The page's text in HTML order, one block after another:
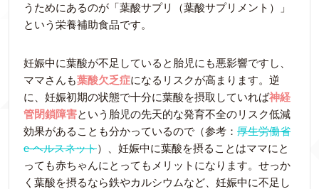
うためにあるのが「葉酸サプリ（葉酸サプリメント）」
という栄養補助食品です。
妊娠中に葉酸が不足していると胎児にも悪影響ですし、
ママさんも葉酸欠乏症になるリスクが高まります。逆
に、妊娠初期の状態で十分に葉酸を摂取していれば神経
管閉鎖障害という胎児の先天的な発育不全のリスク低減
効果があることも分かっているので（参考： 厚生労働省
e-ヘルスネット）、妊娠中に葉酸を摂ることはママにと
っても赤ちゃんにとってもメリットになります。せっか
く葉酸を摂るなら鉄やカルシウムなど、妊娠中に不足し